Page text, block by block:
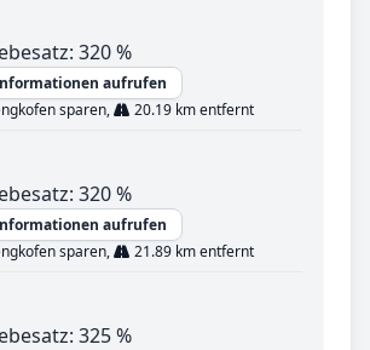
320 %
aufrufen
sparen,
20.19 km entfernt
320 %
aufrufen
sparen,
21.89 km entfernt
325 %